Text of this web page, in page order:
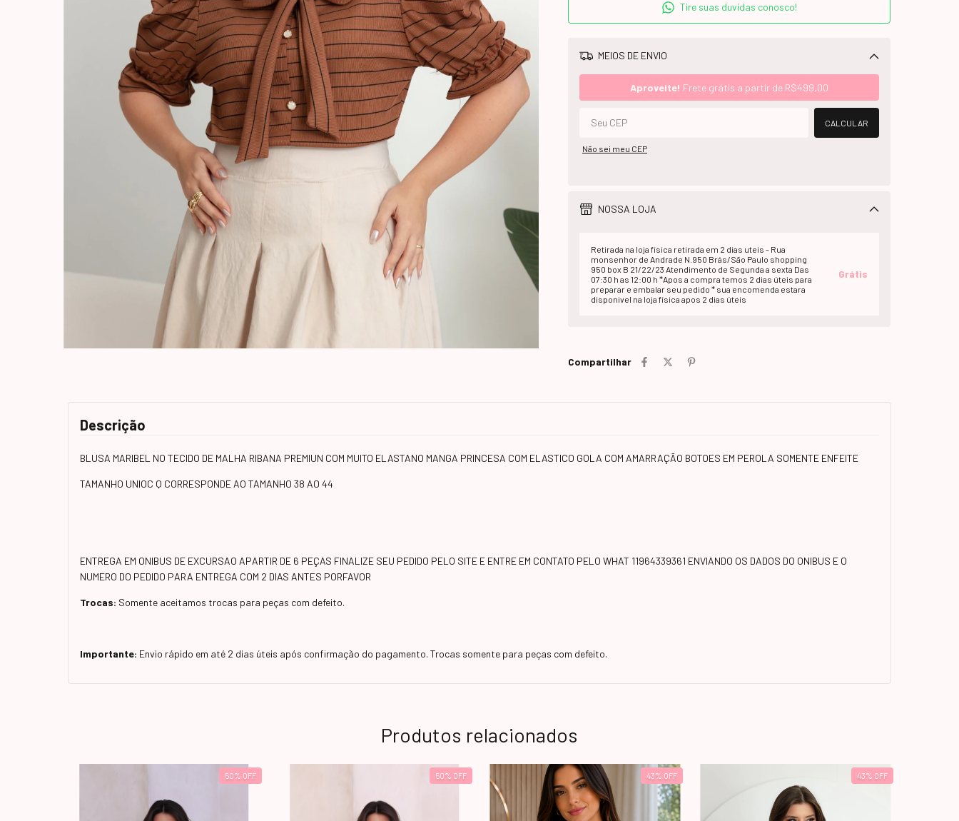
Tire suas duvidas conosco!
MEIOS DE ENVIO
Aproveite! Frete grátis a partir de R$499,00
CALCULAR
Não sei meu CEP
NOSSA LOJA
Retirada na loja fisica retirada em 2 dias uteis - Rua
monsenhor de Andrade N.950 Brás/São Paulo shopping
950 box B 21/22/23 Atendimento de Segunda a sexta Das
07:30 h as 12:00 h *Apos a compra temos 2 dias úteis para
preparar e embalar seu pedido * sua encomenda estara
disponivel na loja fisica apos 2 dias úteis
Grátis
Compartilhar
Descrição
BLUSA MARIBEL NO TECIDO DE MALHA RIBANA PREMIUN COM MUITO ELASTANO MANGA PRINCESA COM ELASTICO GOLA COM AMARRAÇÃO BOTOES EM PEROLA SOMENTE ENFEITE
TAMANHO UNIOC Q CORRESPONDE AO TAMANHO 38 AO 44
ENTREGA EM ONIBUS DE EXCURSAO APARTIR DE 6 PEÇAS FINALIZE SEU PEDIDO PELO SITE E ENTRE EM CONTATO PELO WHAT 11964339361 ENVIANDO OS DADOS DO ONIBUS E O
NUMERO DO PEDIDO PARA ENTREGA COM 2 DIAS ANTES PORFAVOR
Trocas: Somente aceitamos trocas para peças com defeito.
Importante: Envio rápido em até 2 dias úteis após confirmação do pagamento. Trocas somente para peças com defeito.
Produtos relacionados
50% OFF 50% OFF 43% OFF 43% OFF